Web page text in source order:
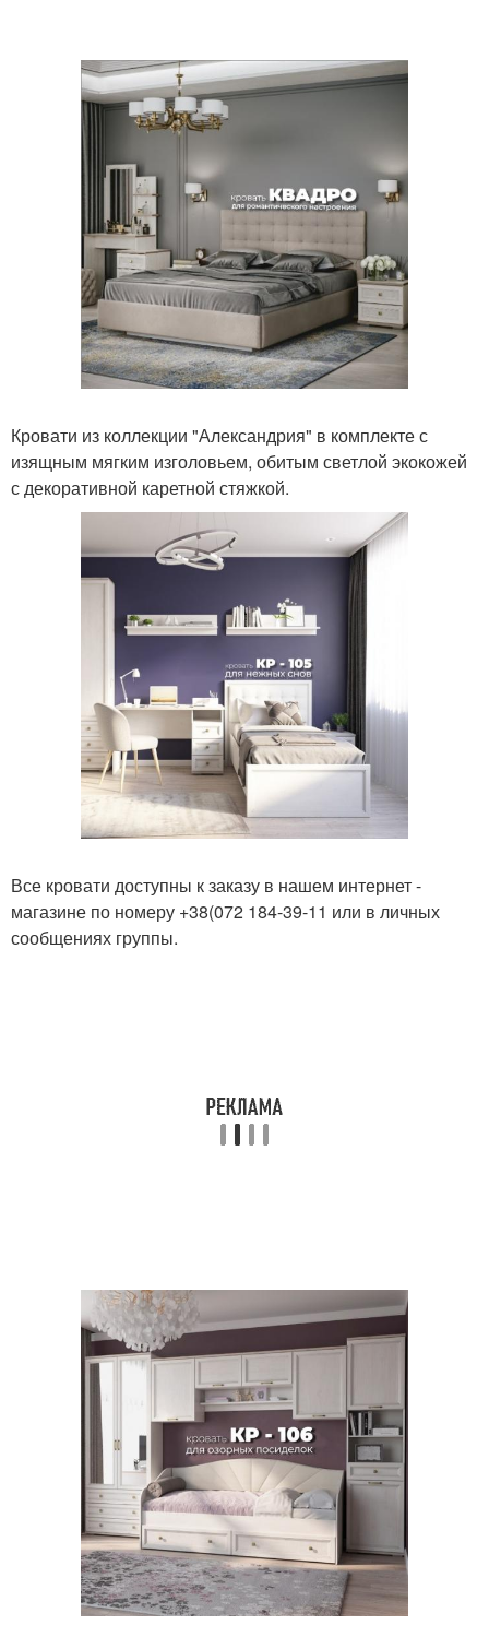
Кровати из коллекции "Александрия" в комплекте с
изящным мягким изголовьем, обитым светлой экокожей
с декоративной каретной стяжкой.
Все кровати доступны к заказу в нашем интернет -
магазине по номеру +38(072 184-39-11 или в личных
сообщениях группы.